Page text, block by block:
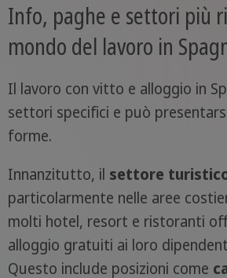
Info, paghe e settori più
mondo del lavoro in
Il lavoro con vitto e alloggio in
settori specifici e può
forme.
Innanzitutto, il settore
particolarmente nelle aree
molti hotel, resort e ristoranti
alloggio gratuiti ai loro
Questo include posizioni come